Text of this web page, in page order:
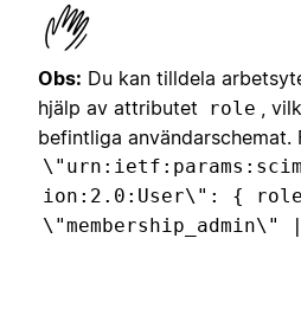
Obs: Du kan tilldela
hjälp av attributet
role
,
befintliga användarschemat.
ion:2.0:User\": {